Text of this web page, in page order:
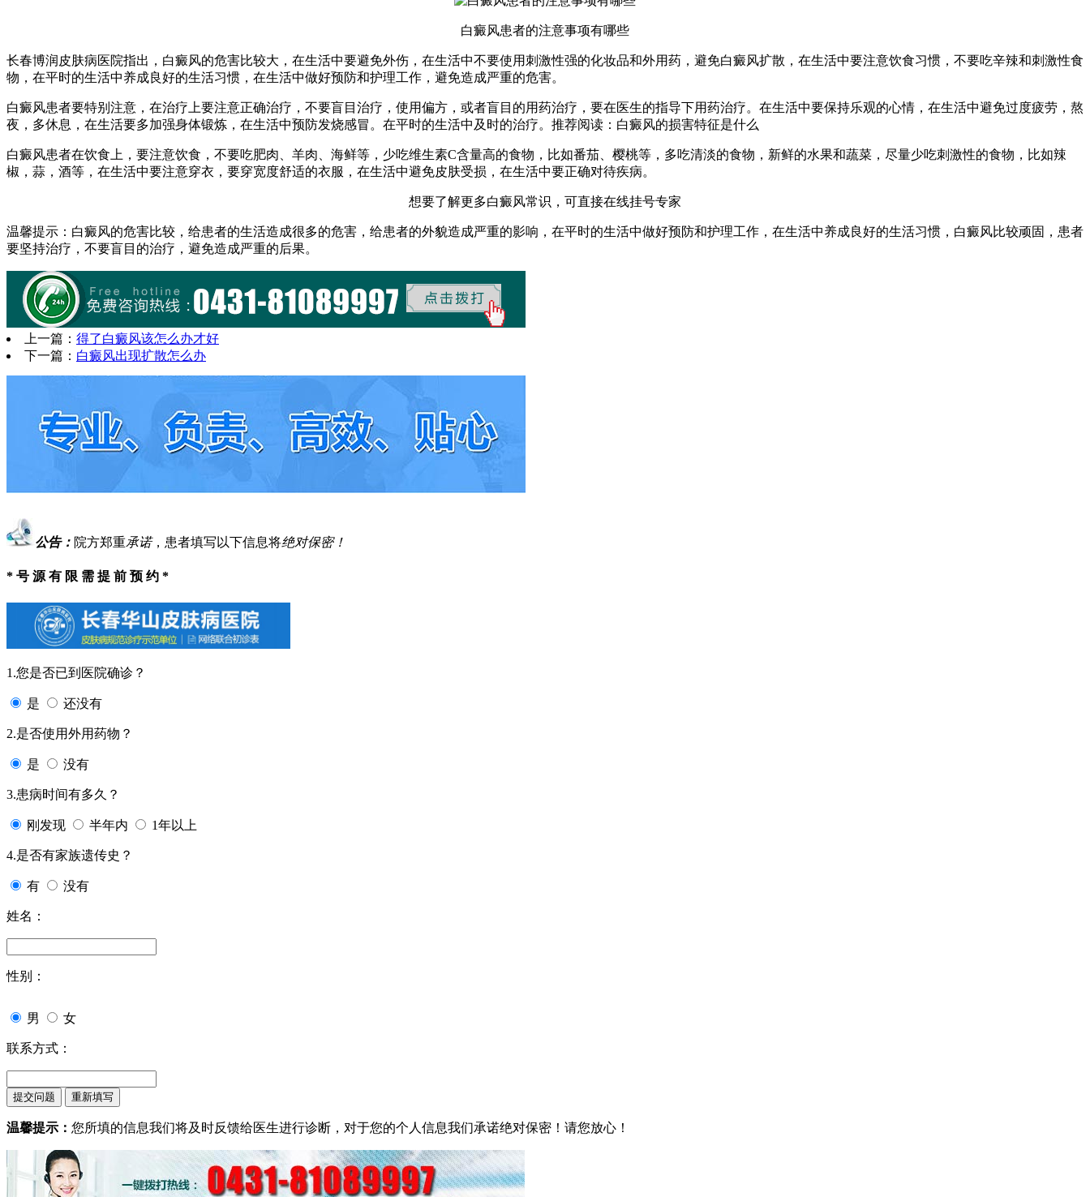
白癜风患者的注意事项有哪些
长春博润皮肤病医院指出，白癜风的危害比较大，在生活中要避免外伤，在生活中不要使用刺激性强的化妆品和外用药，避免白癜风扩散，在生活中要注意饮食习惯，不要吃辛辣和刺激性食
物，在平时的生活中养成良好的生活习惯，在生活中做好预防和护理工作，避免造成严重的危害。
白癜风患者要特别注意，在治疗上要注意正确治疗，不要盲目治疗，使用偏方，或者盲目的用药治疗，要在医生的指导下用药治疗。在生活中要保持乐观的心情，在生活中避免过度疲劳，熬
夜，多休息，在生活要多加强身体锻炼，在生活中预防发烧感冒。在平时的生活中及时的治疗。推荐阅读：白癜风的损害特征是什么
白癜风患者在饮食上，要注意饮食，不要吃肥肉、羊肉、海鲜等，少吃维生素C含量高的食物，比如番茄、樱桃等，多吃清淡的食物，新鲜的水果和蔬菜，尽量少吃刺激性的食物，比如辣
椒，蒜，酒等，在生活中要注意穿衣，要穿宽度舒适的衣服，在生活中避免皮肤受损，在生活中要正确对待疾病。
想要了解更多白癜风常识，可直接在线挂号专家
温馨提示：白癜风的危害比较，给患者的生活造成很多的危害，给患者的外貌造成严重的影响，在平时的生活中做好预防和护理工作，在生活中养成良好的生活习惯，白癜风比较顽固，患者
要坚持治疗，不要盲目的治疗，避免造成严重的后果。
上一篇： 得了白癜风该怎么办才好
下一篇： 白癜风出现扩散怎么办
公告： 院方郑重承诺，患者填写以下信息将绝对保密！
* 号 源 有 限 需 提 前 预 约 *
1.您是否已到医院确诊？
是 还没有
2.是否使用外用药物？
是 没有
3.患病时间有多久？
刚发现 半年内 1年以上
4.是否有家族遗传史？
有 没有
姓名：
性别：
男 女
联系方式：
温馨提示： 您所填的信息我们将及时反馈给医生进行诊断，对于您的个人信息我们承诺绝对保密！请您放心！